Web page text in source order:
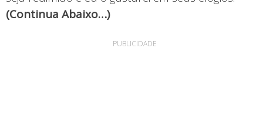
(Continua Abaixo…)
PUBLICIDADE